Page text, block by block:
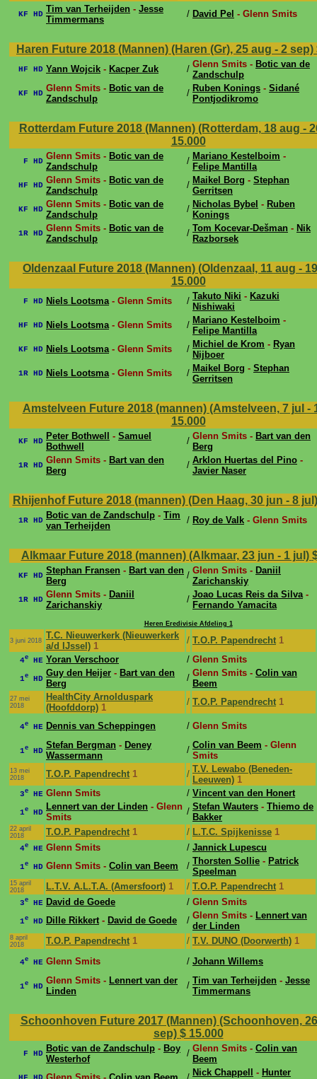
KF HD Tim van Terheijden - Jesse
Timmermans
/ David Pel - Glenn Smits
Haren Future 2018 (Mannen) (Haren (Gr), 25 aug - 2 sep)
HF HD Yann Wojcik - Kacper Zuk / Glenn Smits - Botic van de
Zandschulp
KF HD Glenn Smits - Botic van de
Zandschulp
/ Ruben Konings - Sidané
Pontjodikromo
Rotterdam Future 2018 (Mannen) (Rotterdam, 18 aug -
15.000
F HD Glenn Smits - Botic van de
Zandschulp
/ Mariano Kestelboim -
Felipe Mantilla
HF HD Glenn Smits - Botic van de
Zandschulp
/ Maikel Borg - Stephan
Gerritsen
KF HD Glenn Smits - Botic van de
Zandschulp
/ Nicholas Bybel - Ruben
Konings
1R HD Glenn Smits - Botic van de
Zandschulp
/ Tom Kocevar-Dešman - Nik
Razborsek
Oldenzaal Future 2018 (Mannen) (Oldenzaal, 11 aug -
15.000
F HD Niels Lootsma- Glenn Smits / Takuto Niki - Kazuki
Nishiwaki
HF HD Niels Lootsma- Glenn Smits / Mariano Kestelboim -
Felipe Mantilla
KF HD Niels Lootsma- Glenn Smits / Michiel de Krom - Ryan
Nijboer
1R HD Niels Lootsma- Glenn Smits / Maikel Borg - Stephan
Gerritsen
Amstelveen Future 2018 (mannen) (Amstelveen, 7 jul -
15.000
KF HD Peter Bothwell - Samuel
Bothwell
/ Glenn Smits - Bart van den
Berg
1R HD Glenn Smits - Bart van den
Berg
/ Arklon Huertas del Pino -
Javier Naser
Rhijenhof Future 2018 (mannen) (Den Haag, 30 jun - 8
1R HD Botic van de Zandschulp - Tim
van Terheijden
/ Roy de Valk - Glenn Smits
Alkmaar Future 2018 (mannen) (Alkmaar, 23 jun - 1 jul)
KF HD Stephan Fransen - Bart van den
Berg
/ Glenn Smits - Daniil
Zarichanskiy
1R HD Glenn Smits - Daniil
Zarichanskiy
/ Joao Lucas Reis da Silva-
Fernando Yamacita
Heren Eredivisie Afdeling 1
3 juni 2018 T.C. Nieuwerkerk (Nieuwerkerk
a/d IJssel) 1
/ T.O.P. Papendrecht 1
4e HE Yoran Verschoor / Glenn Smits
1e HD
Guy den Heijer - Bart van den
Berg
/ Glenn Smits - Colin van
Beem
27 mei
2018
HealthCity Arnolduspark
(Hoofddorp) 1
/ T.O.P. Papendrecht 1
4e HE Dennis van Scheppingen / Glenn Smits
1e HD
Stefan Bergman - Deney
Wassermann
/ Colin van Beem - Glenn
Smits
13 mei
2018
T.O.P. Papendrecht 1 / T.V. Lewabo (Beneden-
Leeuwen) 1
3e HE Glenn Smits / Vincent van den Honert
1e HD
Lennert van der Linden - Glenn
Smits
/ Stefan Wauters - Thiemo de
Bakker
22 april
2018
T.O.P. Papendrecht 1 / L.T.C. Spijkenisse 1
4e HE Glenn Smits / Jannick Lupescu
1e HD Glenn Smits - Colin van Beem / Thorsten Sollie - Patrick
Speelman
15 april
2018
L.T.V. A.L.T.A. (Amersfoort) 1 / T.O.P. Papendrecht 1
3e HE David de Goede / Glenn Smits
1e HD Dille Rikkert- David de Goede / Glenn Smits - Lennert van
der Linden
8 april
2018
T.O.P. Papendrecht 1 / T.V. DUNO (Doorwerth) 1
4e HE Glenn Smits / Johann Willems
1e HD
Glenn Smits - Lennert van der
Linden
/ Tim van Terheijden - Jesse
Timmermans
Schoonhoven Future 2017 (Mannen) (Schoonhoven,
sep) $ 15.000
F HD Botic van de Zandschulp - Boy
Westerhof
/ Glenn Smits - Colin van
Beem
Nick Chappell - Hunter